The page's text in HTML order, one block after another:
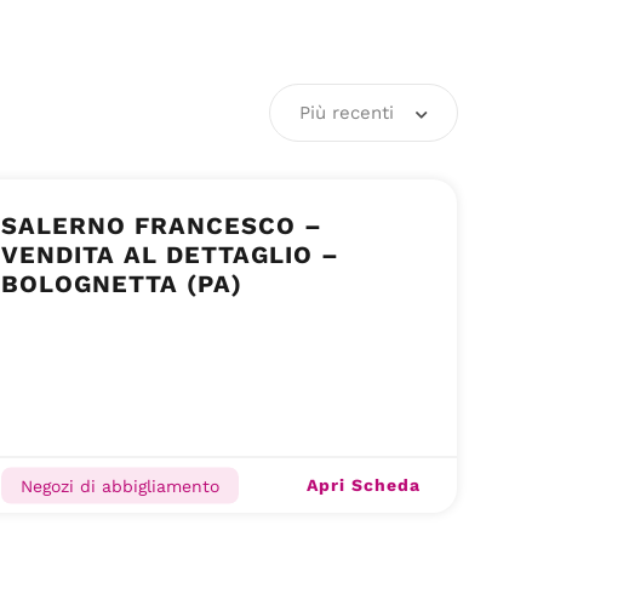
Più recenti
SALERNO FRANCESCO –
VENDITA AL DETTAGLIO –
BOLOGNETTA (PA)
Negozi di abbigliamento Apri Scheda